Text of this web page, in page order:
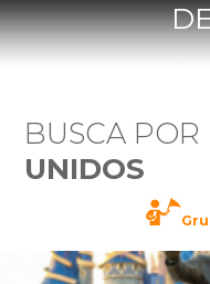
BUSCA POR
UNIDOS